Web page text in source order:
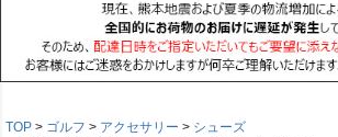
TOP ゴルフ アクセサリー
シューズ